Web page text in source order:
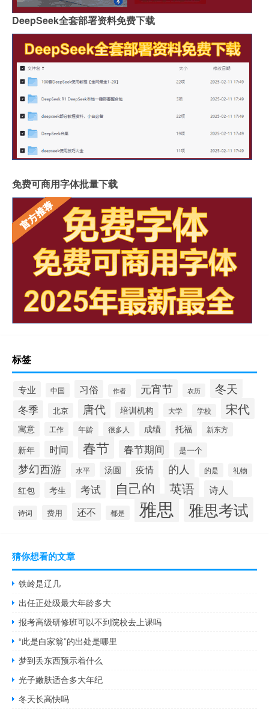
DeepSeek全套部署资料免费下载
免费可商用字体批量下载
标签
专业 中国 习俗 作者 元宵节 农历 冬天
冬季 北京 唐代 培训机构 大学 学校 宋代
寓意 工作 年龄 很多人 成绩 托福 新东方
新年 时间 春节 春节期间 是一个
梦幻西游 水平 汤圆 疫情 的人 的是 礼物
红包 考生 考试 自己的 英语 诗人
诗词 费用 还不 都是 雅思 雅思考试
猜你想看的文章
铁岭是辽几
出任正处级最大年龄多大
报考高级研修班可以不到院校去上课吗
“此是白家翁”的出处是哪里
梦到丢东西预示着什么
光子嫩肤适合多大年纪
冬天长高快吗